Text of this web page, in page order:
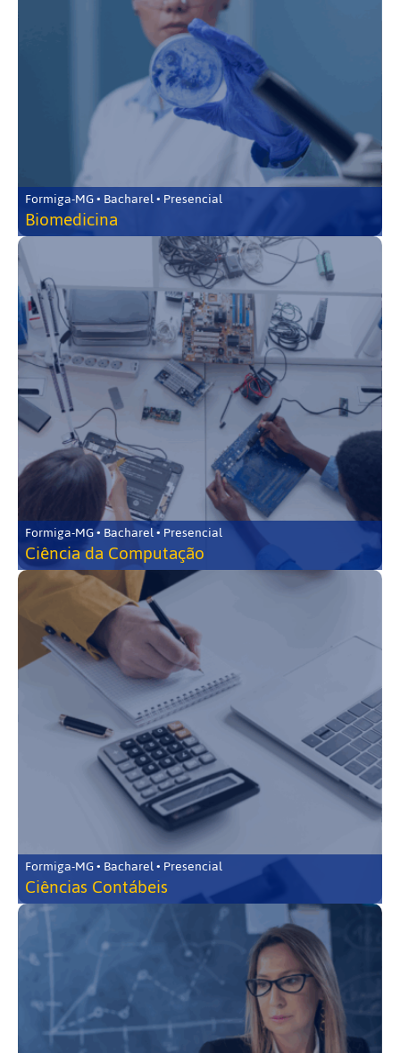
Formiga-MG • Bacharel • Presencial
Biomedicina
Formiga-MG • Bacharel • Presencial
Ciência da Computação
Formiga-MG • Bacharel • Presencial
Ciências Contábeis